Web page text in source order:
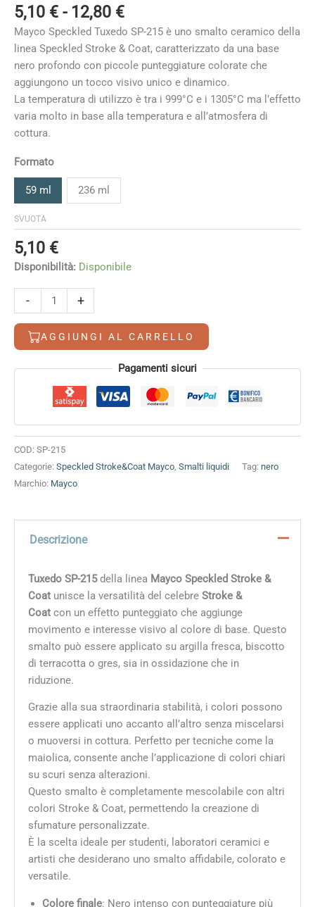
5,10 € - 12,80 €Fascia
di
prezzo:
da
5,10 €
a
12,80 €
Mayco Speckled Tuxedo SP-215 è uno smalto ceramico della
linea Speckled Stroke & Coat, caratterizzato da una base
nero profondo con piccole punteggiature colorate che
aggiungono un tocco visivo unico e dinamico.
La temperatura di utilizzo è tra i 999°C e i 1305°C ma l’effetto
varia molto in base alla temperatura e all’atmosfera di
cottura.
Formato
59 ml 236 ml
SVUOTA
5,10 €
Disponibilità: Disponibile
-
quantità
+
AGGIUNGI AL CARRELLO
Alternative: Pagamenti sicuri
COD: SP-215
Categorie: Speckled Stroke&Coat Mayco Smalti liquidi Tag: nero
Marchio: Mayco
Descrizione
Tuxedo SP-215della linea Mayco Speckled Stroke &
Coatunisce la versatilità del celebre Stroke &
Coatcon un effetto punteggiato che aggiunge
movimento e interesse visivo al colore di base. Questo
smalto può essere applicato su argilla fresca, biscotto
di terracotta o gres, sia in ossidazione che in
riduzione.
Grazie alla sua straordinaria stabilità, i colori possono
essere applicati uno accanto all’altro senza miscelarsi
o muoversi in cottura. Perfetto per tecniche come la
maiolica, consente anche l’applicazione di colori chiari
su scuri senza alterazioni.
Questo smalto è completamente mescolabile con altri
colori Stroke & Coat, permettendo la creazione di
sfumature personalizzate.
È la scelta ideale per studenti, laboratori ceramici e
artisti che desiderano uno smalto affidabile, colorato e
versatile.
Colore finale: Nero intenso con punteggiature più